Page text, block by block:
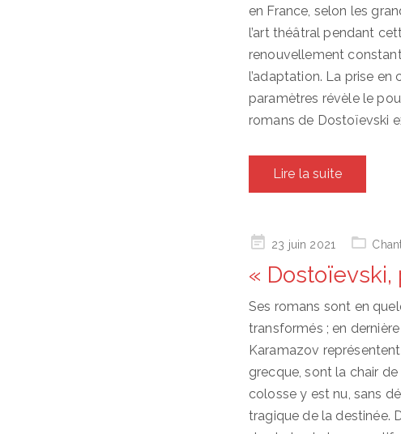
en France, selon les
l’art théâtral pendant
renouvellement
l’adaptation. La prise
paramètres révèle le
romans de Dostoïevski
Lire la suite
Posted23 juin 2021
«
Ses romans sont en
transformés ; en
Karamazov
grecque, sont la chair
colosse y est nu, sans
tragique de la destinée.